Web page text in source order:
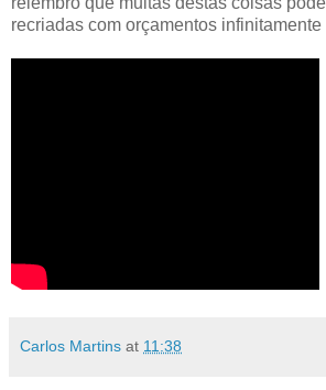
recriadas com orçamentos
Carlos Martins at 11:38